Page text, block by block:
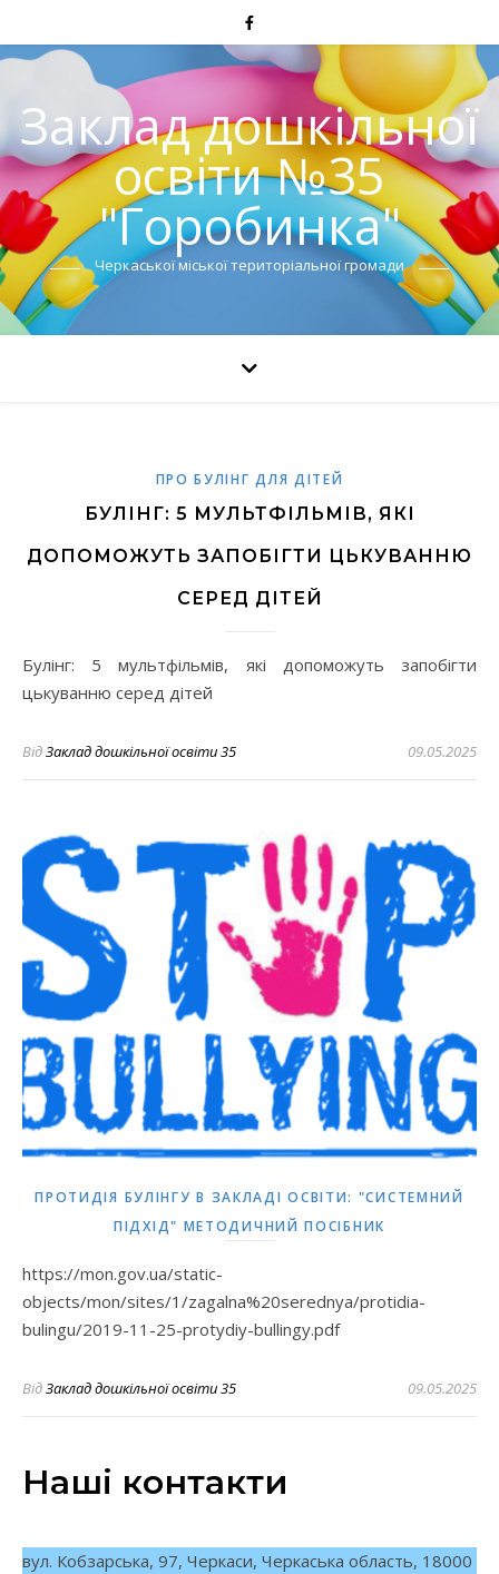
Заклад дошкільної
освіти №35
"Горобинка"
Черкаської міської територіальної громади
ПРО БУЛІНГ ДЛЯ ДІТЕЙ
БУЛІНГ: 5 МУЛЬТФІЛЬМІВ, ЯКІ
ДОПОМОЖУТЬ ЗАПОБІГТИ ЦЬКУВАННЮ
СЕРЕД ДІТЕЙ
Булінг: 5 мультфільмів, які допоможуть запобігти
цькуванню серед дітей
ВідЗаклад дошкільної освіти 35 09.05.2025
ПРОТИДІЯ БУЛІНГУ В ЗАКЛАДІ ОСВІТИ: "СИСТЕМНИЙ
ПІДХІД" МЕТОДИЧНИЙ ПОСІБНИК
https://mon.gov.ua/static-
objects/mon/sites/1/zagalna%20serednya/protidia-
bulingu/2019-11-25-protydiy-bullingy.pdf
ВідЗаклад дошкільної освіти 35 09.05.2025
Наші контакти
вул. Кобзарська, 97, Черкаси, Черкаська область, 18000